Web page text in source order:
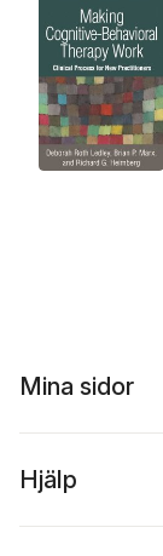
Mina sidor
Hjälp